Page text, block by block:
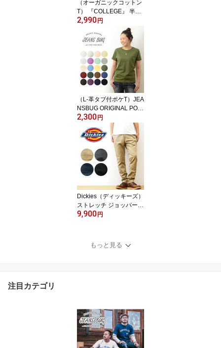
R】
（オーガニックコットン
T） 『COLLEGE』 半袖
Tシャツ レディース ゆっ
たり オーバーサイズ 大
きいサイズ 大きめ メン
ズ ユニセックス ORGABI
TS ブランド 綿100% カ
ジュアル トップス ティ
ーシャツ まとめ買い お
しゃれ プリント カレッ
ジ ロゴ 大学 アメカジ
【OGS-CLG】
2,990 円
（L-革タブ付ポケT）JEA
NSBUG ORIGINAL POC
KET T-SHIRT オリジナル
本革 タブ アクセント 半
袖 ポケット Tシャツ クル
ーネック 厚手 無地 Tシャ
ツ カットソー レディー
ス キッズサイズ対応 親
子ペア おそろい 親子 ペ
アルック 透けない 綿 コ
ットン 【LPKST-L1】
2,300 円
Dickies（ディッキーズ）
ストレッチ ジョッパーズ
ワークパンツ メンズ チ
スリム テーパード スキ
ニーパンツ 細身 丈夫 ア
9,900 円
もっと見る
注目カテゴリ